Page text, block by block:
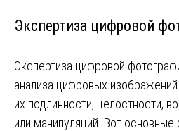
Экспертиза цифровой
Экспертиза цифровой
анализа цифровых
их подлинности, целостности,
или манипуляций. Вот основные